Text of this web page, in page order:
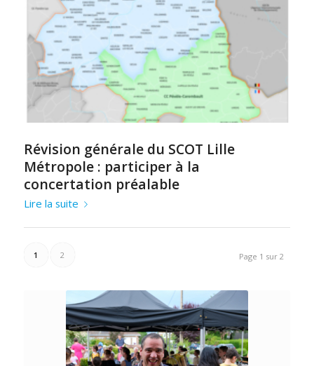
Révision générale du SCOT Lille
Métropole : participer à la
concertation préalable
Lire la suite
Page 1 sur 2
1 2